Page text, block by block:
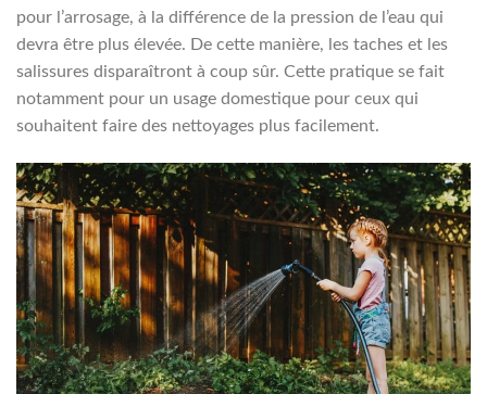
pour l’arrosage, à la différence de la pression de l’eau qui
devra être plus élevée. De cette manière, les taches et les
salissures disparaîtront à coup sûr. Cette pratique se fait
notamment pour un usage domestique pour ceux qui
souhaitent faire des nettoyages plus facilement.